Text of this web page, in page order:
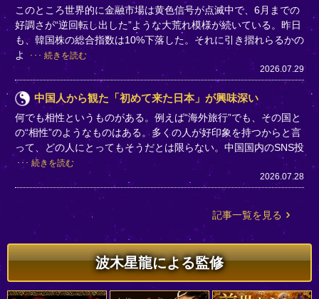
このところ世界的に金融市場は黄色信号が点滅中で、6月までの
好調さが“逆回転し出した”ような大荒れ模様が続いている。昨日
も、韓国株の総合指数は10%下落した。それに引き摺れらるかの
よ
続きを読む
2026.07.29
中国人から観た「初めて来た日本」が興味深い
何でも相性というものがある。例えば“海外旅行”でも、その国と
の“相性”のようなものはある。多くの人が好印象を持つからと言
って、どの人にとってもそうだとは限らない。中国国内のSNS投
続きを読む
2026.07.28
記事一覧を見る
波木星龍による監修